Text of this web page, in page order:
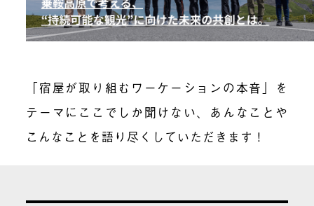
「宿屋が取り組むワーケーションの本音」を
テーマにここでしか聞けない、あんなことや
こんなことを語り尽くしていただきます！